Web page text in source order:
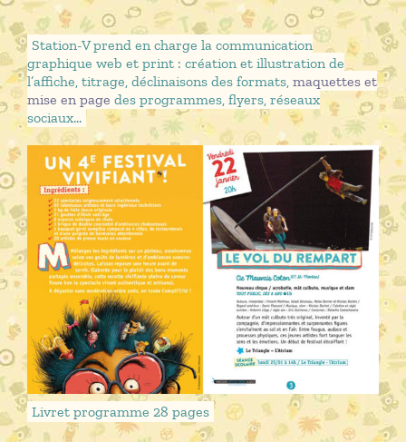
Station-V prend en charge la communication
graphique web et print : création et illustration de
l’affiche, titrage, déclinaisons des formats, maquettes et
mise en page des programmes, flyers, réseaux
sociaux…
Livret programme 28 pages